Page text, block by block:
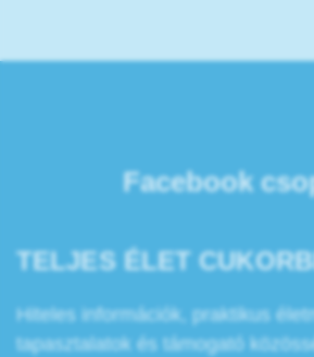
Facebook
TELJES ÉLET
Hiteles információk, praktikus
tapasztalatok és támogató